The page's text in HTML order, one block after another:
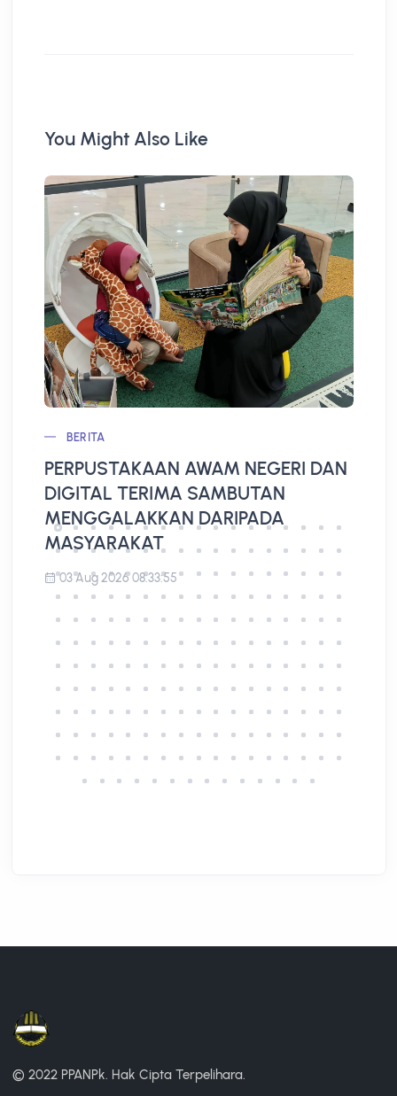
You Might Also Like
BERITA
PERPUSTAKAAN AWAM NEGERI DAN
DIGITAL TERIMA SAMBUTAN
MENGGALAKKAN DARIPADA
MASYARAKAT
03 Aug 2026 08:33:55
© 2022 PPANPk. Hak Cipta Terpelihara.